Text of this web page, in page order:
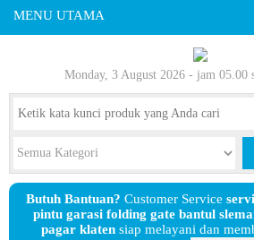
MENU UTAMA
Monday, 3 August 2026 - jam 05.00
Butuh Bantuan? Customer Service
pintu garasi folding gate bantul
pagar klaten siap melayani dan